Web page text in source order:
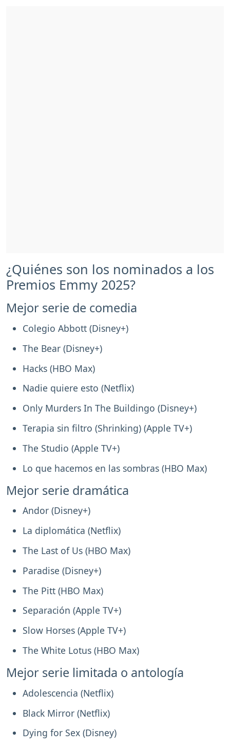
¿Quiénes son los nominados a los
Premios Emmy 2025?
Mejor serie de comedia
Colegio Abbott (Disney+)
The Bear (Disney+)
Hacks (HBO Max)
Nadie quiere esto (Netflix)
Only Murders In The Buildingo (Disney+)
Terapia sin filtro (Shrinking) (Apple TV+)
The Studio (Apple TV+)
Lo que hacemos en las sombras (HBO Max)
Mejor serie dramática
Andor (Disney+)
La diplomática (Netflix)
The Last of Us (HBO Max)
Paradise (Disney+)
The Pitt (HBO Max)
Separación (Apple TV+)
Slow Horses (Apple TV+)
The White Lotus (HBO Max)
Mejor serie limitada o antología
Adolescencia (Netflix)
Black Mirror (Netflix)
Dying for Sex (Disney)